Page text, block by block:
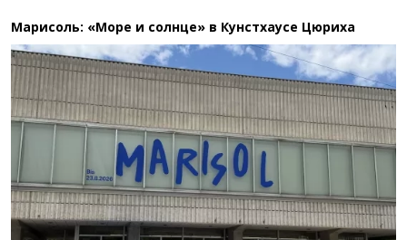
Марисоль: «Море и солнце» в Кунстхаусе Цюриха